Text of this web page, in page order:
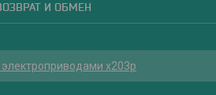
И ОБМЕН
x203p